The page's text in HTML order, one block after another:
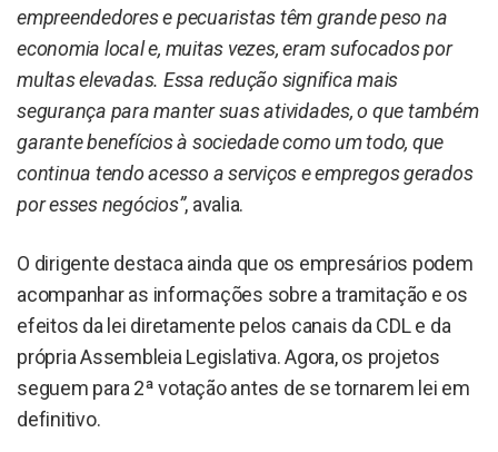
empreendedores e pecuaristas têm grande peso na
economia local e, muitas vezes, eram sufocados por
multas elevadas. Essa redução significa mais
segurança para manter suas atividades, o que também
garante benefícios à sociedade como um todo, que
continua tendo acesso a serviços e empregos gerados
por esses negócios”, avalia.
O dirigente destaca ainda que os empresários podem
acompanhar as informações sobre a tramitação e os
efeitos da lei diretamente pelos canais da CDL e da
própria Assembleia Legislativa. Agora, os projetos
seguem para 2ª votação antes de se tornarem lei em
definitivo.